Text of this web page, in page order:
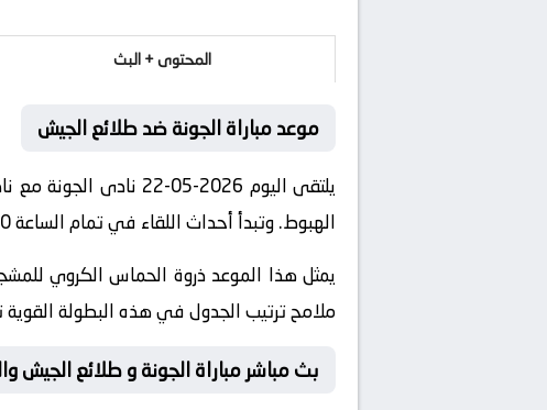
المحتوى + البث
موعد مباراة الجونة ضد طلائع الجيش
يلتقى اليوم 2026-
الهبوط. وتبدأ أحداث اللقاء في تمام الساعة 17:00 بتوقيت مكة المكرمة.
يمثل هذا الموعد ذروة الحماس الكروي
ملامح ترتيب الجدول في هذه البطولة القوية
بث مباشر مباراة الجونة و طلائع الجيش